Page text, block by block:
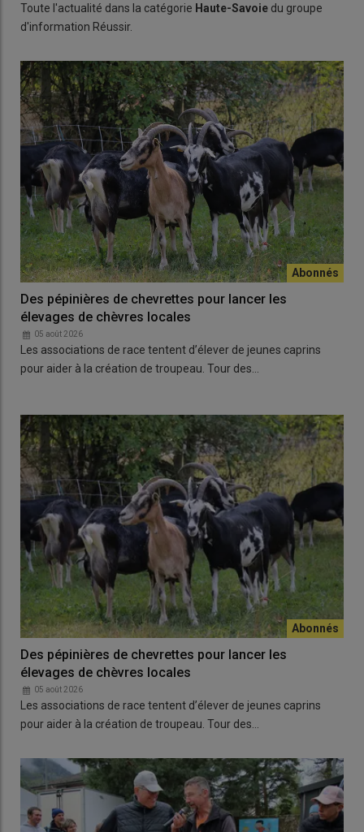
Toute l'actualité dans la catégorie Haute-Savoie du groupe
d'information Réussir.
Des pépinières de chevrettes pour lancer les
élevages de chèvres locales
05 août 2026
Les associations de race tentent d’élever de jeunes caprins
pour aider à la création de troupeau. Tour des…
Des pépinières de chevrettes pour lancer les
élevages de chèvres locales
05 août 2026
Les associations de race tentent d’élever de jeunes caprins
pour aider à la création de troupeau. Tour des…